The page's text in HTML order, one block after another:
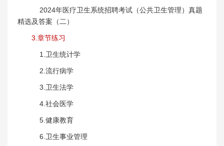
2024年医疗卫生系统招聘考试（公共卫生管理）真题
精选及答案（二）
3.章节练习
1.卫生统计学
2.流行病学
3.卫生法学
4.社会医学
5.健康教育
6.卫生事业管理